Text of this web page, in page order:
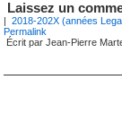
Laissez un
| 2018-202X (années
Permalink
Écrit par Jean-Pierre